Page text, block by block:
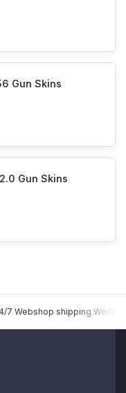
Gun Skins
Gun Skins
7 Webshop shipping